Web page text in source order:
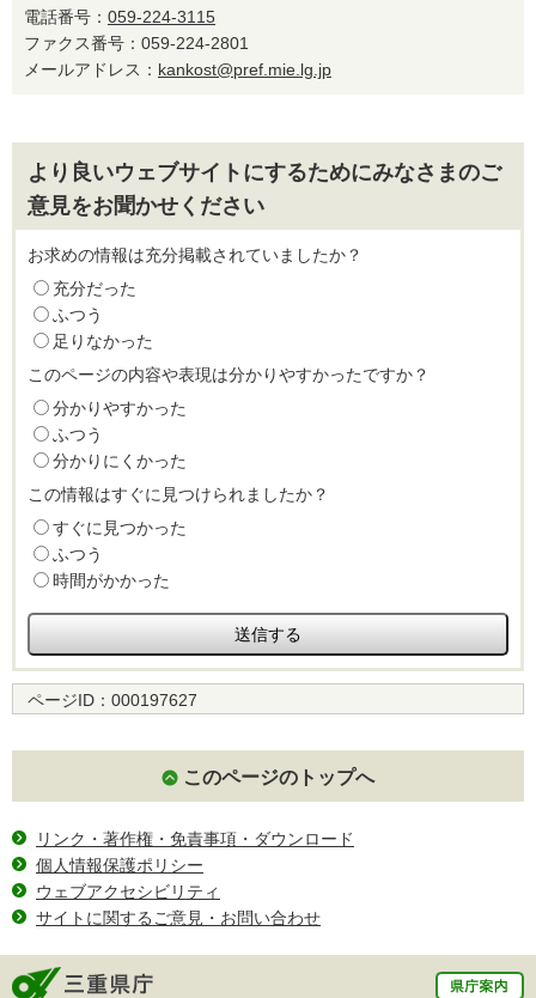
電話番号： 059-224-3115
ファクス番号：059-224-2801
メールアドレス： kankost@pref.mie.lg.jp
より良いウェブサイトにするためにみなさまのご
意見をお聞かせください
お求めの情報は充分掲載されていましたか？
充分だった
ふつう
足りなかった
このページの内容や表現は分かりやすかったですか？
分かりやすかった
ふつう
分かりにくかった
この情報はすぐに見つけられましたか？
すぐに見つかった
ふつう
時間がかかった
ページID： 000197627
このページのトップへ
リンク・著作権・免責事項・ダウンロード
個人情報保護ポリシー
ウェブアクセシビリティ
サイトに関するご意見・お問い合わせ